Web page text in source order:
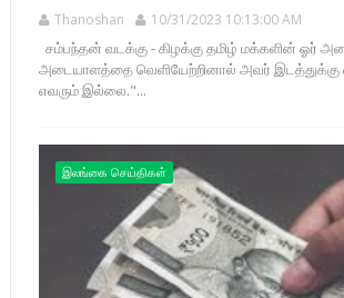
Thanoshan 10/31/2023 10:13:00 AM
சம்பந்தன் வடக்கு - கிழக்கு தமிழ் மக்களின் ஓர்
அடையாளத்தை வெளியேற்றினால் அவர் இடத்துக்கு
எவரும் இல்லை."...
இலங்கை செய்திகள்